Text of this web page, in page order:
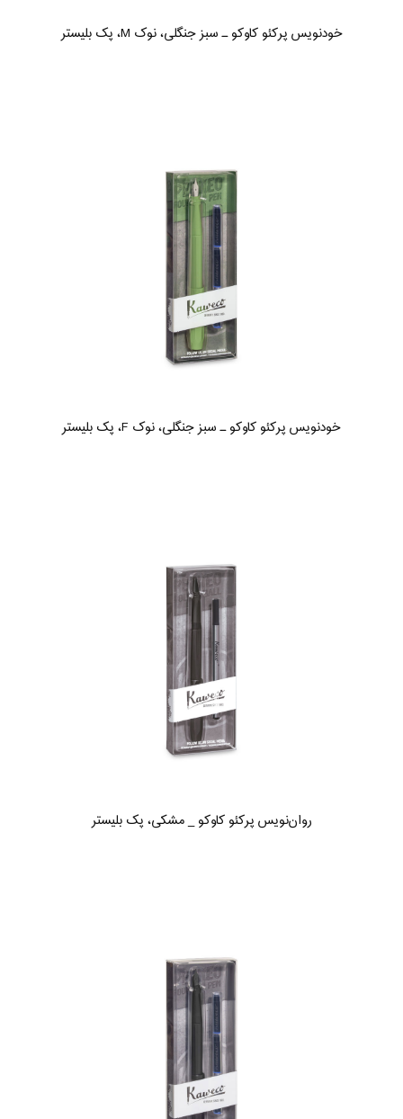
خودنویس پرکئو کاوکو ـ سبز جنگلی، نوک M، پک بلیستر
خودنویس پرکئو کاوکو ـ سبز جنگلی، نوک F، پک بلیستر
روان‌نویس پرکئو کاوکو _ مشکی، پک بلیستر